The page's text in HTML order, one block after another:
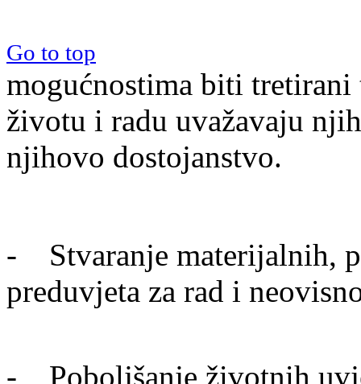
Go to top
mogućnostima biti tretirani
životu i radu uvažavaju
njihovo dostojanstvo.
- Stvaranje materijalnih,
preduvjeta za rad i
- Poboljšanje životnih